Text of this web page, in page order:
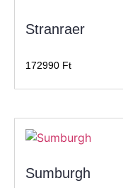
Stranraer
172990 Ft
Sumburgh